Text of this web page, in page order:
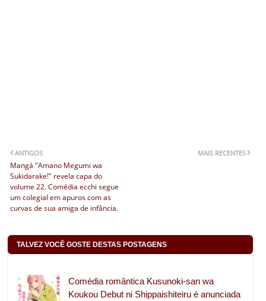
MAIS RECENTES
ANTIGOS
Mangá "Amano Megumi wa
Sukidarake!" revela capa do
volume 22. Comédia ecchi segue
um colegial em apuros com as
curvas de sua amiga de infância.
TALVEZ VOCÊ GOSTE DESTAS POSTAGENS
Comédia romântica Kusunoki-san wa
Koukou Debut ni Shippaishiteiru é anunciada